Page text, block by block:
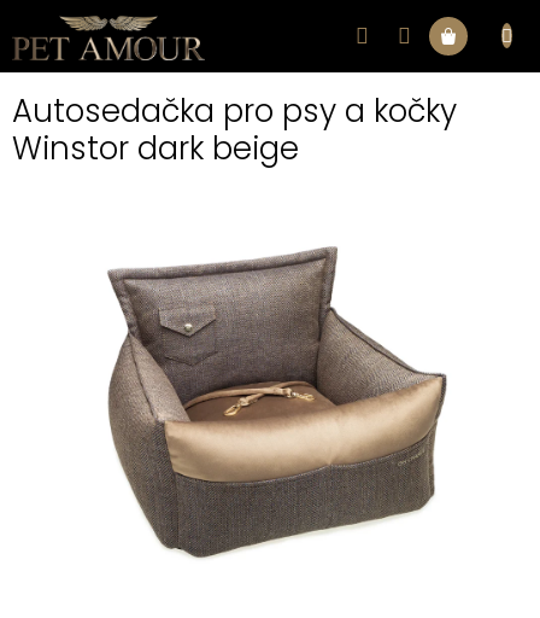
obsah
Nákupní
Autosedačka pro psy a kočky
Winstor dark beige